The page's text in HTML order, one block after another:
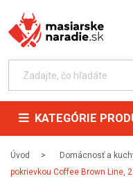
KATEGÓRIE
Úvod Domácnosť a
pokrievkou Coffee Brown Line,